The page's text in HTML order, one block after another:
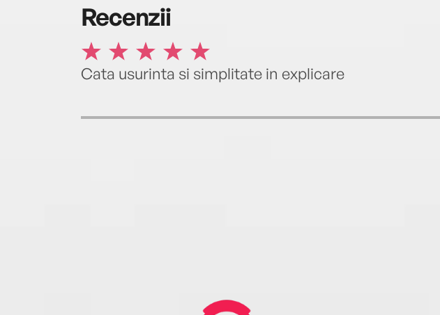
Recenzii
Cata usurinta si simplitate in explicare